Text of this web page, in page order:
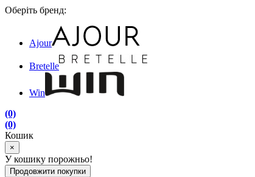
Оберіть бренд:
Ajour
Bretelle
Win
(0)
(0)
Кошик
×
У кошику порожньо!
Продовжити покупки